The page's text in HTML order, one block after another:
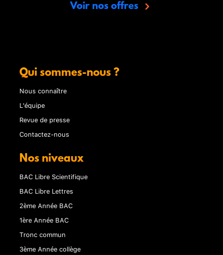
Voir nos offres
Qui sommes-nous ?
Nous connaître
L'équipe
Revue de presse
Contactez-nous
Nos niveaux
BAC Libre Scientifique
BAC Libre Lettres
2ème Année BAC
1ère Année BAC
Tronc commun
3ème Année collège